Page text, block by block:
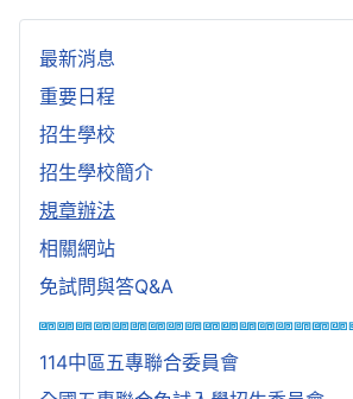
最新消息
重要日程
招生學校
招生學校簡介
規章辦法
相關網站
免試問與答Q&A
114中區五專聯合委員會